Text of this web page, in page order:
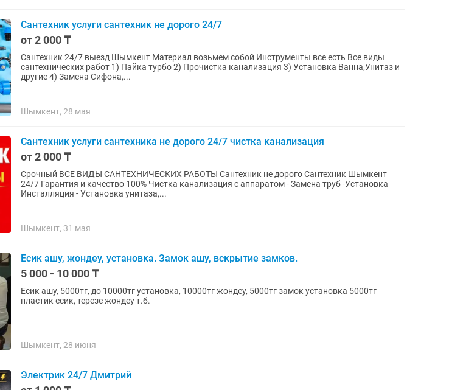
Сантехник услуги сантехник не дорого 24/7
от 2 000 ₸
Сантехник 24/7 выезд Шымкент Материал возьмем собой Инструменты все есть Все виды
сантехнических работ 1) Пайка турбо 2) Прочистка канализация 3) Установка Ванна,Унитаз и
другие 4) Замена Сифона,...
Шымкент, 28 мая
Сантехник услуги сантехника не дорого 24/7 чистка канализация
от 2 000 ₸
Срочный ВСЕ ВИДЫ САНТЕХНИЧЕСКИХ РАБОТЫ Сантехник не дорого Сантехник Шымкент
24/7 Гарантия и качество 100% Чистка канализация с аппаратом - Замена труб -Установка
Инсталляция - Установка унитаза,...
Шымкент, 31 мая
Есик ашу, жондеу, установка. Замок ашу, вскрытие замков.
5 000 - 10 000 ₸
Есик ашу, 5000тг, до 10000тг установка, 10000тг жондеу, 5000тг замок установка 5000тг
пластик есик, терезе жондеу т.б.
Шымкент, 28 июня
Электрик 24/7 Дмитрий